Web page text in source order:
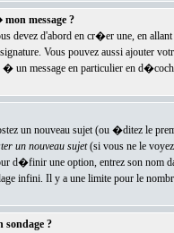
message ?
devez d'abord en cr�er une, en
Vous pouvez aussi ajouter
un message en particulier en
un nouveau sujet (ou �ditez le
un nouveau sujet(si vous ne le voyez
d�finir une option, entrez son nom
infini. Il y a une limite pour le
?